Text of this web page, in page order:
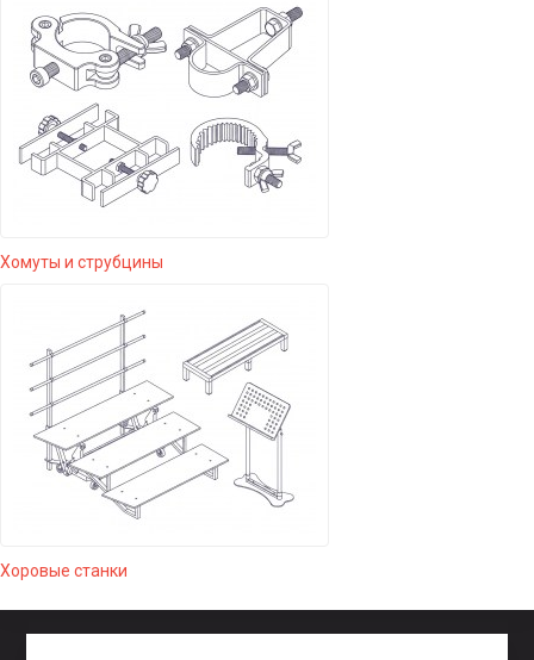
Хомуты и струбцины
Хоровые станки